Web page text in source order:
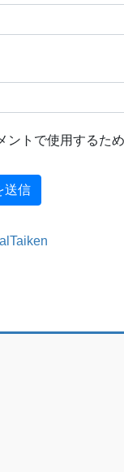
ントで使用するた